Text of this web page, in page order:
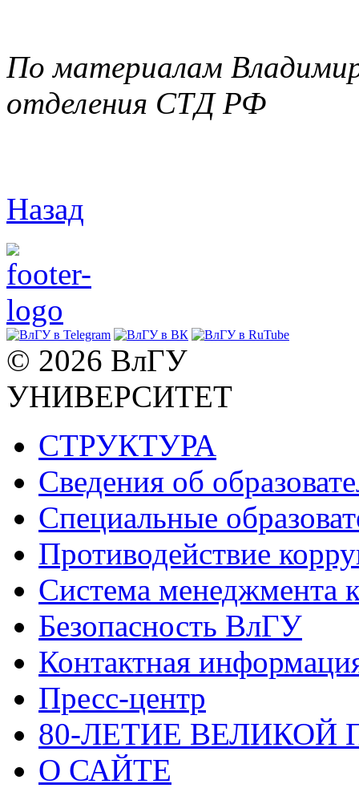
По материалам
отделения СТД РФ
Назад
© 2026 ВлГУ
УНИВЕРСИТЕТ
СТРУКТУРА
Сведения об
Специальные
Противодействие
Система менеджмента
Безопасность ВлГУ
Контактная
Пресс-центр
80-ЛЕТИЕ ВЕЛИКОЙ
О САЙТЕ